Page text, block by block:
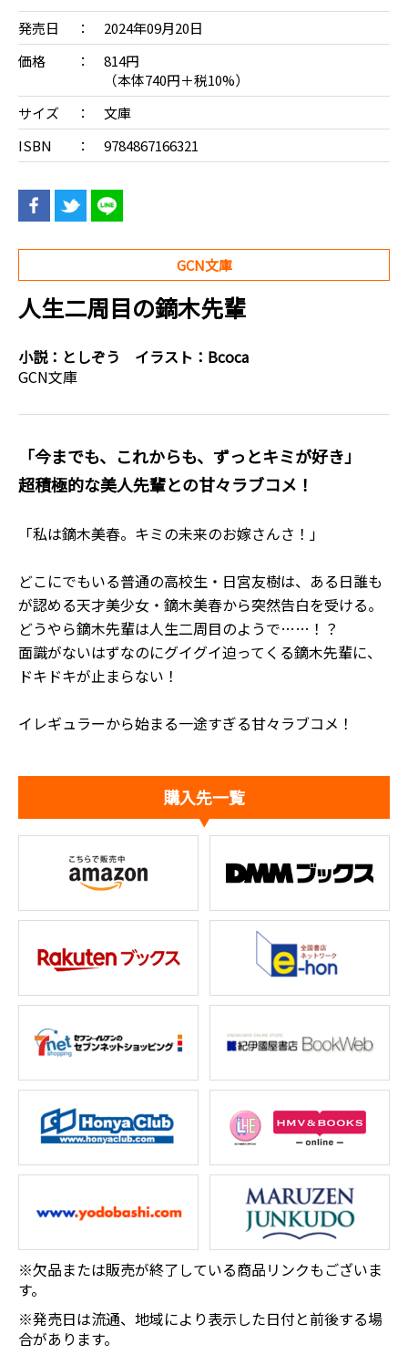
発売日
2024年09月20日
価格
814円
（本体740円＋税10%）
サイズ
文庫
ISBN
9784867166321
GCN文庫
人生二周目の鏑木先輩
小説： としぞう イラスト： Bcoca
GCN文庫
「今までも、これからも、ずっとキミが好き」
超積極的な美人先輩との甘々ラブコメ！
「私は鏑木美春。キミの未来のお嫁さんさ！」
どこにでもいる普通の高校生・日宮友樹は、ある日誰も
が認める天才美少女・鏑木美春から突然告白を受ける。
どうやら鏑木先輩は人生二周目のようで……！？
面識がないはずなのにグイグイ迫ってくる鏑木先輩に、
ドキドキが止まらない――！
イレギュラーから始まる一途すぎる甘々ラブコメ！
購入先一覧
※欠品または販売が終了している商品リンクもございま
す。
※発売日は流通、地域により表示した日付と前後する場
合があります。